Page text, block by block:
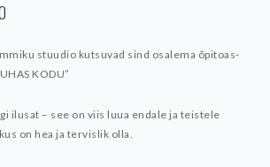
stuudio kutsuvad sind osalema õpitoas-
KODU”
ilusat – see on viis luua endale ja teistele
on hea ja tervislik olla.